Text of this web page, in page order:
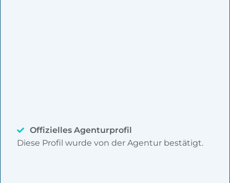
Offizielles Agenturprofil
Diese Profil wurde von der Agentur bestätigt.